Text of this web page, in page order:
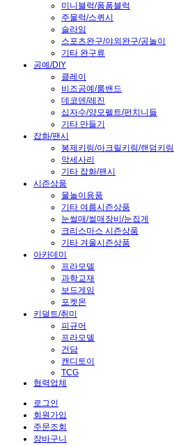
미니블럭/폼폼블럭
주물럭/스퀴시
슬라임
스포츠완구/야외완구/공놀이
기타 완구류
공예/DIY
클레이
비즈공예/룸밴드
데코덴/레진
십자수/양모펠트/펀치니들
기타 만들기
잡화/팬시
봉제키링/아크릴키링/랜덤키링
악세사리
기타 잡화/팬시
시즌상품
물놀이용품
기타 여름시즌상품
눈썰매/썰매장비/눈집게
크리스마스 시즌상품
기타 겨울시즌상품
아카데미
프라모델
과학교재
보드게임
포켓몬
키덜트/취미
피규어
프라모델
건담
캔디토이
TCG
협력업체
로그인
회원가입
주문조회
장바구니